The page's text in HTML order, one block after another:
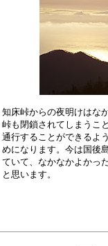
知床峠からの夜明けはな
峠も閉鎖されてしまうこ
通行することができるよ
めになります。今は国後
ていて、なかなかよかっ